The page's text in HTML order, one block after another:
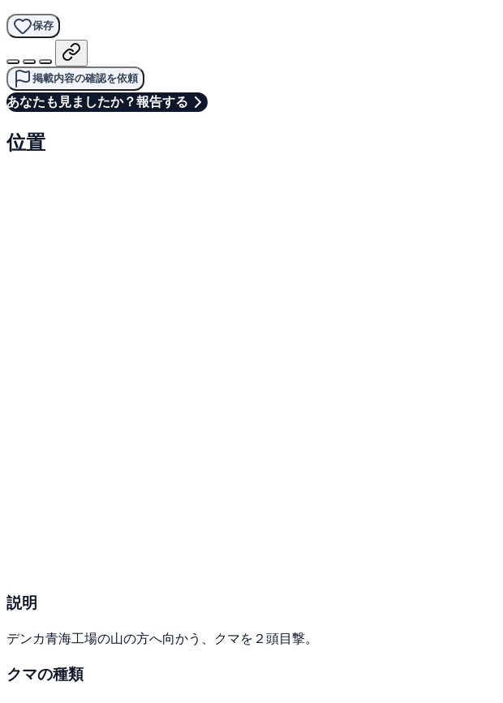
保存
掲載内容の確認を依頼
あなたも見ましたか？報告する
位置
説明
デンカ青海工場の山の方へ向かう、クマを２頭目撃。
クマの種類